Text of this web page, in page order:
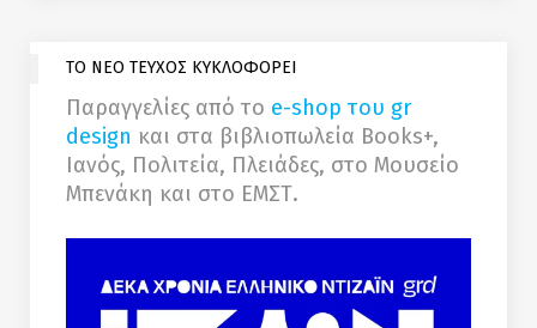
ΤΟ ΝΕΟ ΤΕΥΧΟΣ ΚΥΚΛΟΦΟΡΕΙ
Παραγγελίες από το e-shop του gr
design και στα βιβλιοπωλεία Books+,
Ιανός, Πολιτεία, Πλειάδες, στο Μουσείο
Μπενάκη και στο ΕΜΣΤ.